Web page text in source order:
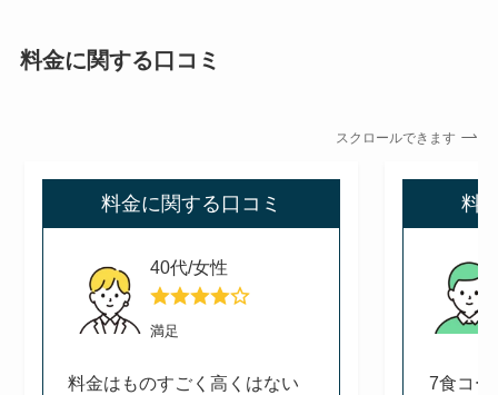
料金に関する口コミ
スクロールできます
料金に関する口コミ
40代/女性
満足
料金はものすごく高くはない
料
7食コー